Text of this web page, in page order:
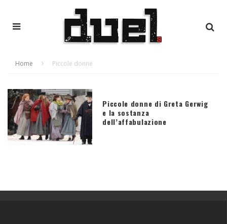
Home Piccole donne
Piccole donne di Greta Gerwig
e la sostanza
dell’affabulazione